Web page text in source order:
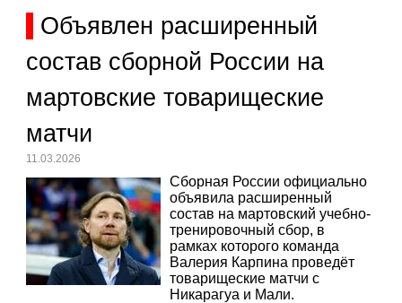
Объявлен расширенный
состав сборной России на
мартовские товарищеские
матчи
11.03.2026
Сборная России официально
объявила расширенный
состав на мартовский учебно-
тренировочный сбор, в
рамках которого команда
Валерия Карпина проведёт
товарищеские матчи с
Никарагуа и Мали.